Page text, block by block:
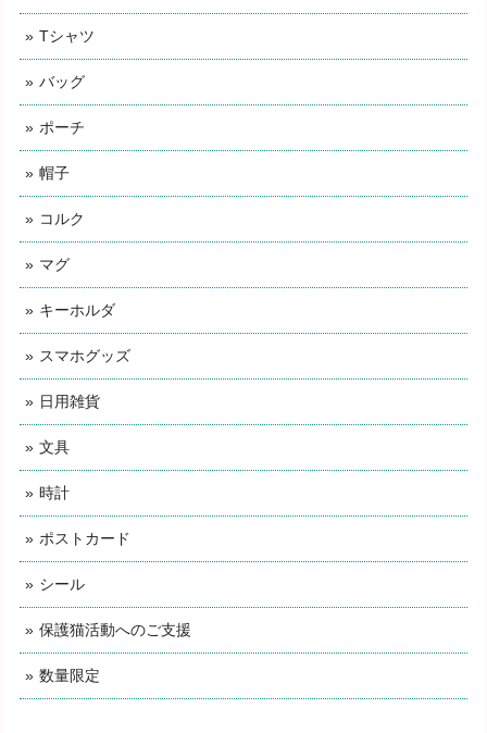
とても可愛いポットでした 梱包も丁寧でありがとうございま
した
2023/12/16
とても可愛いポットでした 梱包も丁寧でありがとうございま
崎の変」関係で大きな動きが期待出来、それに
Tシャツ
バッグ
ポーチ
帽子
コルク
マグ
キーホルダ
スマホグッズ
日用雑貨
文具
時計
ポストカード
シール
保護猫活動へのご支援
数量限定